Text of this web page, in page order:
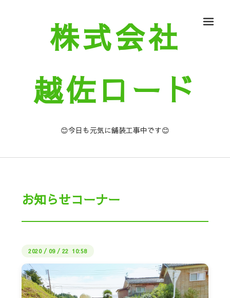
株式会社
越佐ロード
😊今日も元気に舗装工事中です😊
お知らせコーナー
2020/ 09/ 22 10:58